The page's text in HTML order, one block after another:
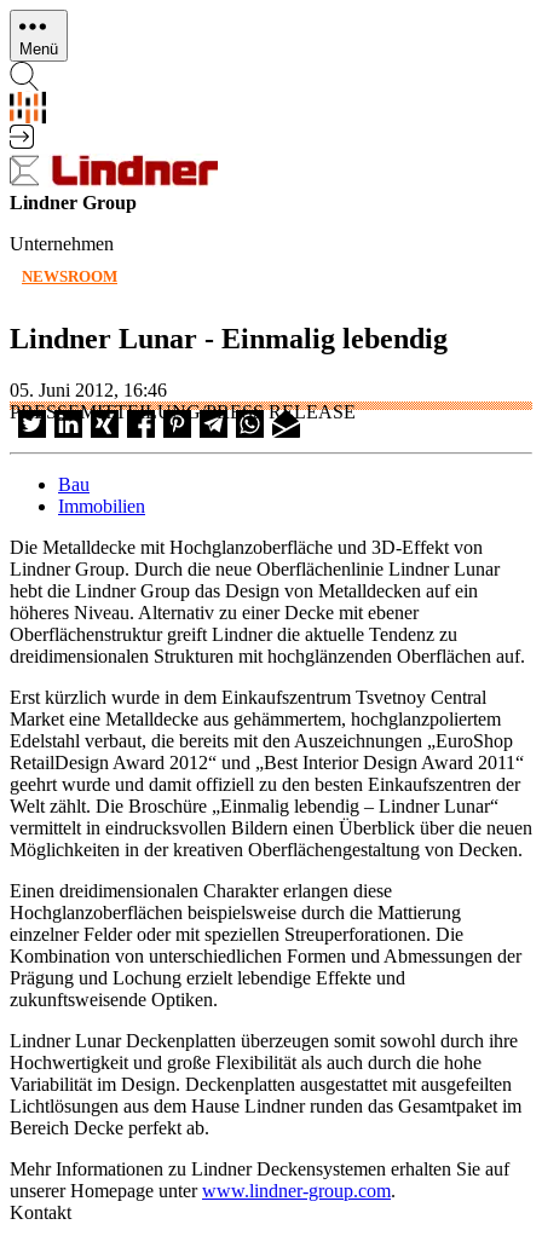
Direkt
zum
Inhalt
Menü
Lindner Group
Unternehmen
NEWSROOM
Lindner Lunar - Einmalig lebendig
05. Juni 2012, 16:46
PRESSEMITTEILUNG/PRESS RELEASE
Bau
Immobilien
Die Metalldecke mit Hochglanzoberfläche und 3D-Effekt von
Lindner Group. Durch die neue Oberflächenlinie Lindner Lunar
hebt die Lindner Group das Design von Metalldecken auf ein
höheres Niveau. Alternativ zu einer Decke mit ebener
Oberflächenstruktur greift Lindner die aktuelle Tendenz zu
dreidimensionalen Strukturen mit hochglänzenden Oberflächen auf.
Erst kürzlich wurde in dem Einkaufszentrum Tsvetnoy Central
Market eine Metalldecke aus gehämmertem, hochglanzpoliertem
Edelstahl verbaut, die bereits mit den Auszeichnungen „EuroShop
RetailDesign Award 2012“ und „Best Interior Design Award 2011“
geehrt wurde und damit offiziell zu den besten Einkaufszentren der
Welt zählt. Die Broschüre „Einmalig lebendig – Lindner Lunar“
vermittelt in eindrucksvollen Bildern einen Überblick über die neuen
Möglichkeiten in der kreativen Oberflächengestaltung von Decken.
Einen dreidimensionalen Charakter erlangen diese
Hochglanzoberflächen beispielsweise durch die Mattierung
einzelner Felder oder mit speziellen Streuperforationen. Die
Kombination von unterschiedlichen Formen und Abmessungen der
Prägung und Lochung erzielt lebendige Effekte und
zukunftsweisende Optiken.
Lindner Lunar Deckenplatten überzeugen somit sowohl durch ihre
Hochwertigkeit und große Flexibilität als auch durch die hohe
Variabilität im Design. Deckenplatten ausgestattet mit ausgefeilten
Lichtlösungen aus dem Hause Lindner runden das Gesamtpaket im
Bereich Decke perfekt ab.
Mehr Informationen zu Lindner Deckensystemen erhalten Sie auf
unserer Homepage unterwww.lindner-group.com.
Kontakt